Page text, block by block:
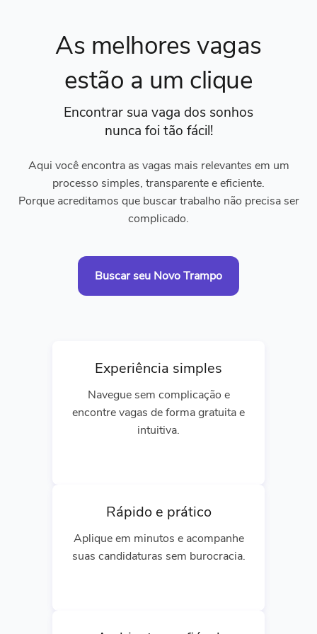
As melhores vagas
estão a um clique
Encontrar sua vaga dos sonhos
nunca foi tão fácil!
Aqui você encontra as vagas mais relevantes em um
processo simples, transparente e eficiente.
Porque acreditamos que buscar trabalho não precisa ser
complicado.
Buscar seu Novo Trampo
Experiência simples
Navegue sem complicação e
encontre vagas de forma gratuita e
intuitiva.
Rápido e prático
Aplique em minutos e acompanhe
suas candidaturas sem burocracia.